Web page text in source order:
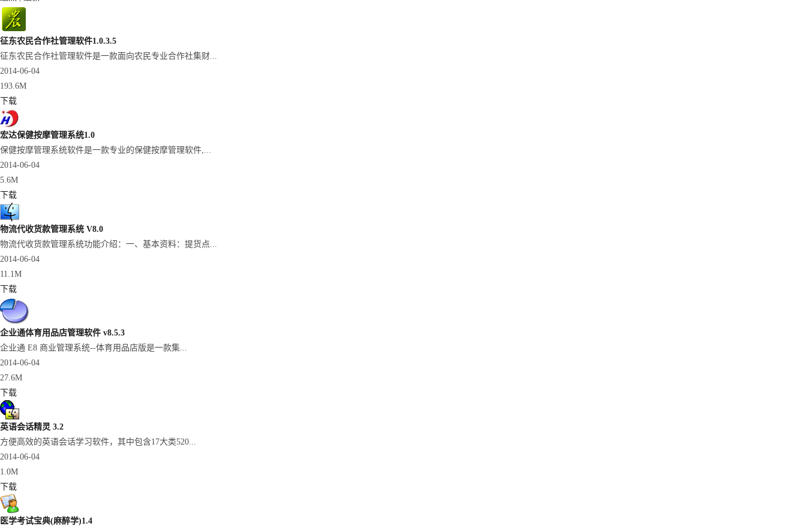
征东农民合作社管理软件1.0.3.5
征东农民合作社管理软件是一款面向农民专业合作社集财...
2014-06-04
193.6M
下载
宏达保健按摩管理系统1.0
保健按摩管理系统软件是一款专业的保健按摩管理软件,...
2014-06-04
5.6M
下载
物流代收货款管理系统 V8.0
物流代收货款管理系统功能介绍：一、基本资料：提货点...
2014-06-04
11.1M
下载
企业通体育用品店管理软件 v8.5.3
企业通 E8 商业管理系统--体育用品店版是一款集...
2014-06-04
27.6M
下载
英语会话精灵 3.2
方便高效的英语会话学习软件，其中包含17大类520...
2014-06-04
1.0M
下载
医学考试宝典(麻醉学)1.4